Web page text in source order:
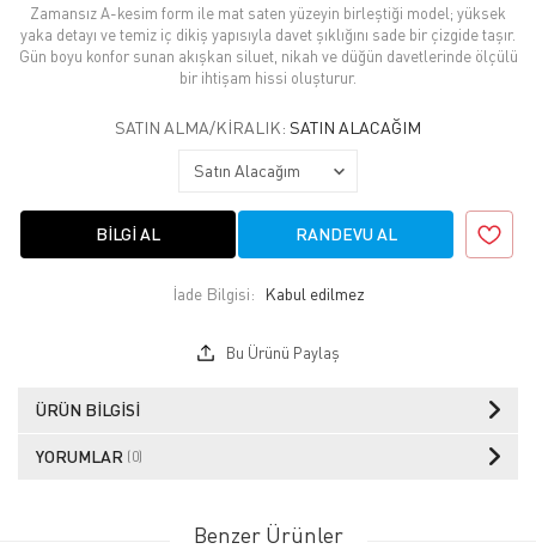
Zamansız A-kesim form ile mat saten yüzeyin birleştiği model; yüksek
yaka detayı ve temiz iç dikiş yapısıyla davet şıklığını sade bir çizgide taşır.
Gün boyu konfor sunan akışkan siluet, nikah ve düğün davetlerinde ölçülü
bir ihtişam hissi oluşturur.
SATIN ALMA/KIRALIK: SATIN ALACAĞIM
BILGI AL RANDEVU AL
İade Bilgisi:
Bu Ürünü Paylaş
ÜRÜN BILGISI
YORUMLAR (0)
Benzer Ürünler